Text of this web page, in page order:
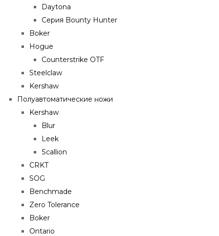
Daytona
Серия Bounty Hunter
Boker
Hogue
Counterstrike OTF
Steelclaw
Kershaw
Полуавтоматические ножи
Kershaw
Blur
Leek
Scallion
CRKT
SOG
Benchmade
Zero Tolerance
Boker
Ontario